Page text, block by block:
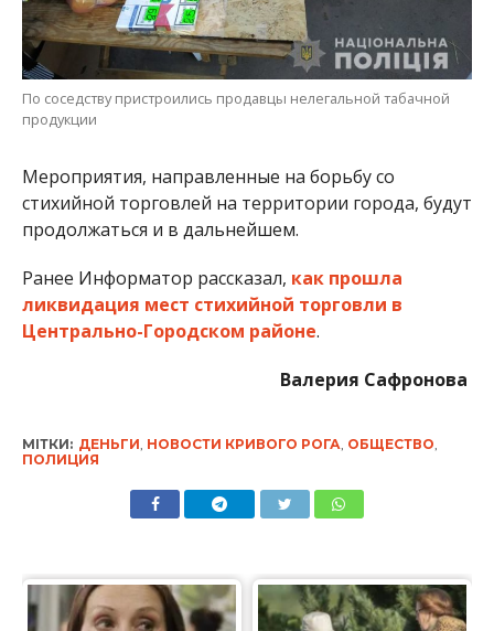
По соседству пристроились продавцы нелегальной табачной
продукции
Мероприятия, направленные на борьбу со
стихийной торговлей на территории города, будут
продолжаться и в дальнейшем.
Ранее Информатор рассказал, как прошла
ликвидация мест стихийной торговли в
Центрально-Городском районе.
Валерия Сафронова
МІТКИ: ДЕНЬГИ, НОВОСТИ КРИВОГО РОГА, ОБЩЕСТВО,
ПОЛИЦИЯ